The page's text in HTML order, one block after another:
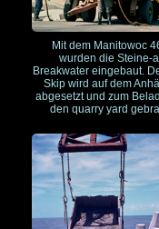
Mit dem Manitowoc
wurden die Steine-
Breakwater eingebaut.
Skip wird auf dem
abgesetzt und zum
den quarry yard